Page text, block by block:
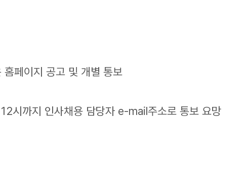
페이지 공고 및 개별 통보
시까지 인사채용 담당자 e-mail주소로 통보 요망